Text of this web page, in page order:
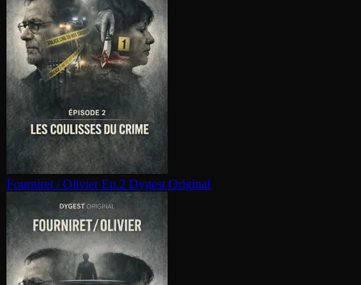
Fourniret / Olivier Ep.2 Dygest Original